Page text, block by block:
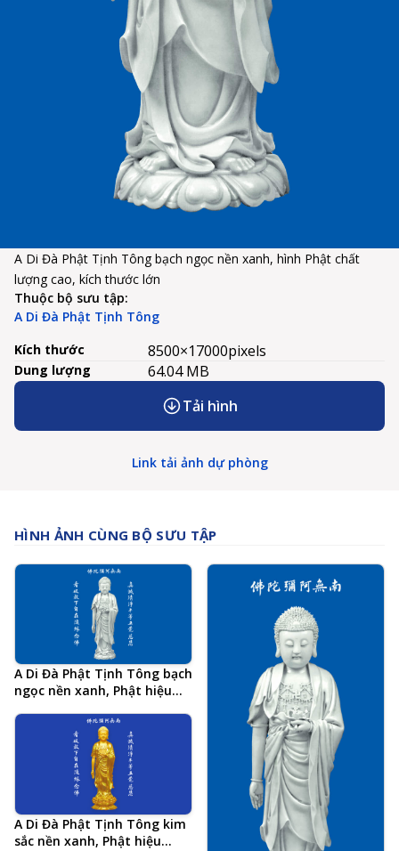
A Di Đà Phật Tịnh Tông bạch ngọc nền xanh, hình Phật chất
lượng cao, kích thước lớn
Thuộc bộ sưu tập:
A Di Đà Phật Tịnh Tông
Kích thước
8500×17000pixels
Dung lượng
64.04 MB
Tải hình
Link tải ảnh dự phòng
HÌNH ẢNH CÙNG BỘ SƯU TẬP
A Di Đà Phật Tịnh Tông bạch
ngọc nền xanh, Phật hiệu
đắc cả đời học Phật của Hòa
Thượng Tịnh Không, hình
Phật chất lượng cao, kích
thước lớn, ảnh chiều ngang
A Di Đà Phật Tịnh Tông kim
sắc nền xanh, Phật hiệu